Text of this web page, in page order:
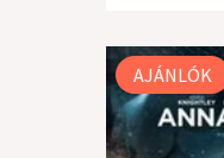
AJÁNLÓK